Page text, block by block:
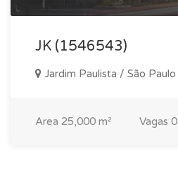
JK (1546543)
Jardim Paulista / São Paulo
Area 25,000 m² Vagas 0